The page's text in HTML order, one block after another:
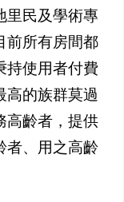
里民及學術專
前所有房間都
持使用者付費
高的族群莫過
高齡者，提供
者、用之高齡